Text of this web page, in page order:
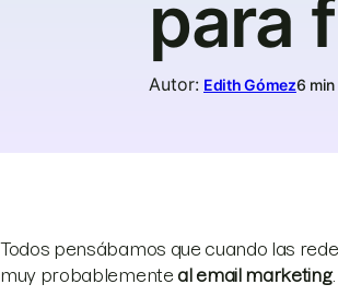
para
Autor: Edith Gómez6
Todos pensábamos que cuando las
muy probablemente al email marketing.